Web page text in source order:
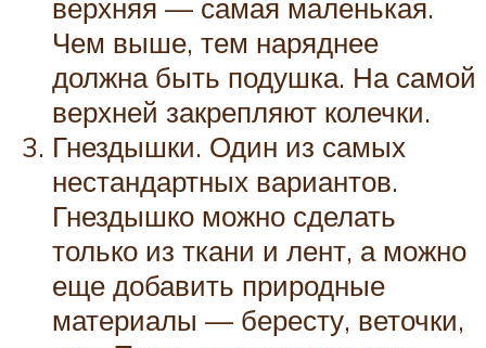
верхняя — самая маленькая.
Чем выше, тем наряднее
должна быть подушка. На самой
верхней закрепляют колечки.
Гнездышки. Один из самых
нестандартных вариантов.
Гнездышко можно сделать
только из ткани и лент, а можно
еще добавить природные
материалы — бересту, веточки,